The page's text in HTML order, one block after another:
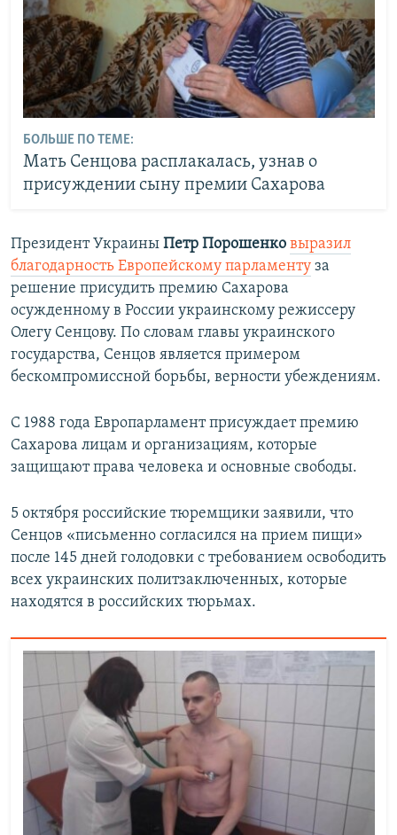
БОЛЬШЕ ПО ТЕМЕ:
Мать Сенцова расплакалась, узнав о
присуждении сыну премии Сахарова
Президент Украины Петр Порошенко выразил
благодарность Европейскому парламенту за
решение присудить премию Сахарова
осужденному в России украинскому режиссеру
Олегу Сенцову. По словам главы украинского
государства, Сенцов является примером
бескомпромиссной борьбы, верности убеждениям.
С 1988 года Европарламент присуждает премию
Сахарова лицам и организациям, которые
защищают права человека и основные свободы.
5 октября российские тюремщики заявили, что
Сенцов «письменно согласился на прием пищи»
после 145 дней голодовки с требованием освободить
всех украинских политзаключенных, которые
находятся в российских тюрьмах.